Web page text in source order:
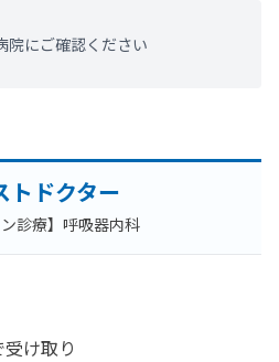
院にご確認ください
トドクター
ン診療】呼吸器内科
け取り